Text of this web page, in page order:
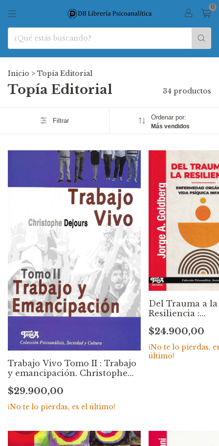
0
Inicio > Topía Editorial
Topía Editorial 34 productos
Filtrar Ordenar por:
Más vendidos
Trabajo Vivo Tomo II : Trabajo
y emancipación. Christophe
$29.900,00
¡No te lo pierdas, es el último!
Del Trauma a la
Resiliencia :
y vida psíquica
infantil. Jorge
Goldberg
$24.900,00
¡No te lo pierdas,
último!